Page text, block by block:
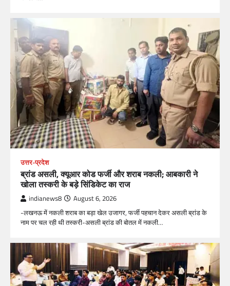
उत्तर-प्रदेश
ब्रांड असली, क्यूआर कोड फर्जी और शराब नकली; आबकारी ने
खोला तस्करी के बड़े सिंडिकेट का राज
indianews8 August 6, 2026
-लखनऊ में नकली शराब का बड़ा खेल उजागर, फर्जी पहचान देकर असली ब्रांड के
नाम पर चल रही थी तस्करी-असली ब्रांड की बोतल में नकली…